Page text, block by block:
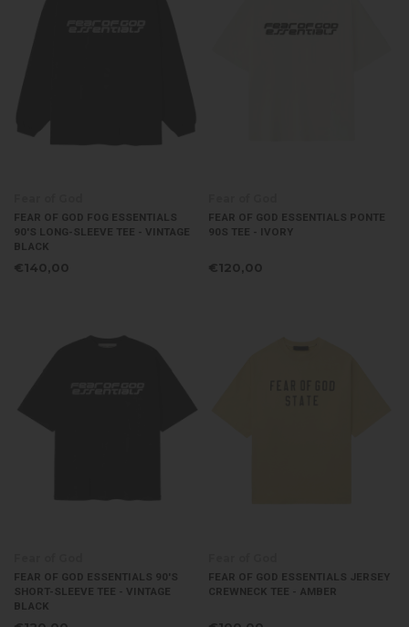
FEAR OF GOD FOG ESSENTIALS
90'S LONG-SLEEVE TEE - VINTAGE
BLACK
€140,00
FEAR OF GOD ESSENTIALS PONTE
90S TEE - IVORY
€120,00
FEAR OF GOD ESSENTIALS 90'S
SHORT-SLEEVE TEE - VINTAGE
BLACK
FEAR OF GOD ESSENTIALS JERSEY
CREWNECK TEE - AMBER